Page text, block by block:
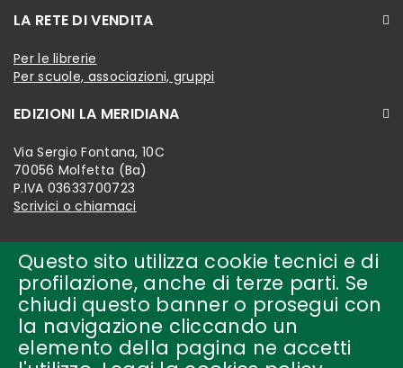
Questo sito utilizza cookie tecnici e di
profilazione, anche di terze parti. Se
chiudi questo banner o prosegui con
la navigazione cliccando un
elemento della pagina ne accetti
LA RETE DI VENDITA
Per le librerie
Per scuole, associazioni, gruppi
EDIZIONI LA MERIDIANA
Via Sergio Fontana, 10C
70056 Molfetta (Ba)
P.IVA 03633700723
Scrivici o chiamaci